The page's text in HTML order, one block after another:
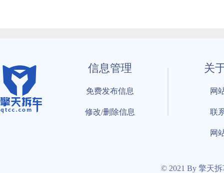
信息管理
免费发布信息
修改/删除信息
关
网
联
网
© 2021 By 擎天